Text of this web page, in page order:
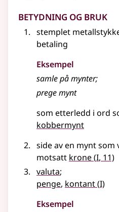
Betydning og bruk
stemplet
betaling
Eksempel
samle påmynter;
pregemynt
som etterledd i ord
kobbermynt
side av en mynt som
motsatt krone(1
I, 11)
valuta;
penge, kontant(1
I)
Eksempel